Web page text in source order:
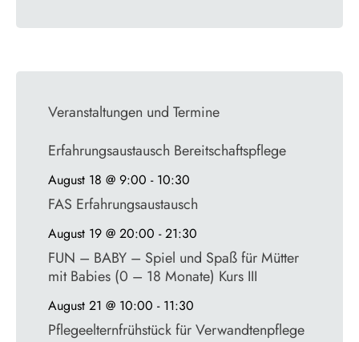
Veranstaltungen und Termine
Erfahrungsaustausch Bereitschaftspflege
August 18 @ 9:00 - 10:30
FAS Erfahrungsaustausch
August 19 @ 20:00 -21:30
FUN – BABY – Spiel und Spaß für Mütter
mit Babies (0 – 18 Monate) Kurs III
August 21 @ 10:00 - 11:30
Pflegeelternfrühstück für Verwandtenpflege